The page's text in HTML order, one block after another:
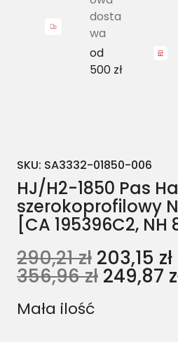
dosta
wa
od
500 zł
SKU: SA3332-01850-006
HJ/H2-1850 Pas
szerokoprofilowy
[CA 195396C2,
290,21zł 203,15 zł
356,96zł 249,87
Mała ilość